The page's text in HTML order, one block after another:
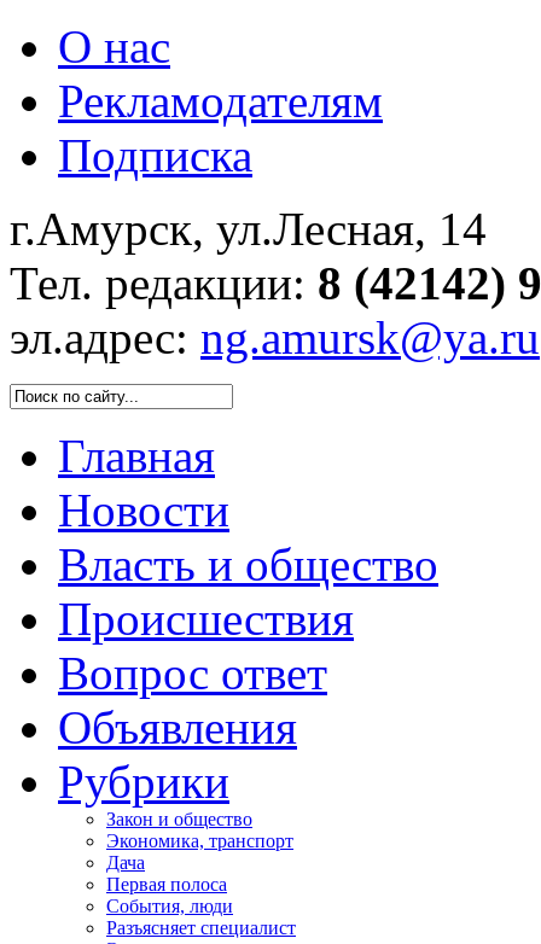
О нас
Рекламодателям
Подписка
г.Амурск, ул.Лесная, 14
Тел. редакции: 8 (42142)
эл.адрес: ng.amursk@ya.ru
Главная
Новости
Власть и общество
Происшествия
Вопрос ответ
Объявления
Рубрики
Закон и общество
Экономика, транспорт
Дача
Первая полоса
События, люди
Разъясняет специалист